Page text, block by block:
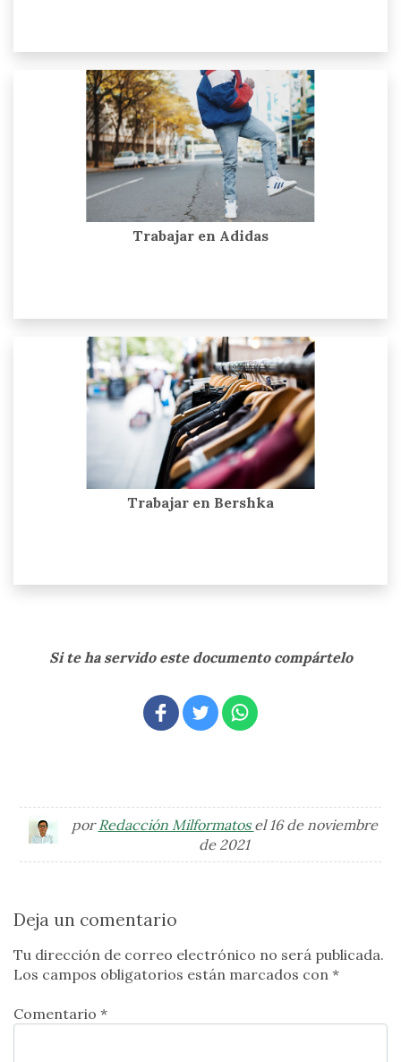
Trabajar en Adidas
Trabajar en Bershka
Si te ha servido este documento compártelo
por Redacción Milformatos el 16 de noviembre
de 2021
Deja un comentario
Tu dirección de correo electrónico no será publicada.
Los campos obligatorios están marcados con *
Comentario *